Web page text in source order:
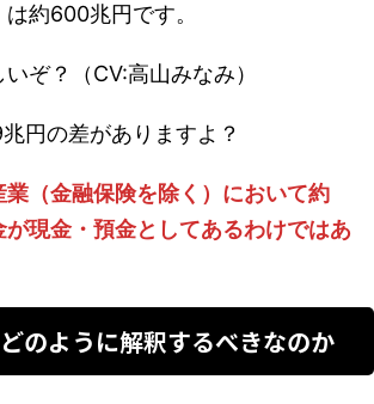
は約600兆円です。
ぞ？（CV:高山みなみ）
円の差がありますよ？
（金融保険を除く）において約
現金・預金としてあるわけではあ
のように解釈するべきなのか